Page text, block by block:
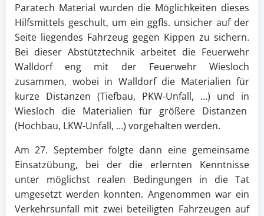
Paratech Material wurden die Möglichkeiten dieses
Hilfsmittels geschult, um ein ggfls. unsicher auf der
Seite liegendes Fahrzeug gegen Kippen zu sichern.
Bei dieser Abstütztechnik arbeitet die Feuerwehr
Walldorf eng mit der Feuerwehr Wiesloch
zusammen, wobei in Walldorf die Materialien für
kurze Distanzen (Tiefbau, PKW-Unfall, …) und in
Wiesloch die Materialien für größere Distanzen
(Hochbau, LKW-Unfall, …) vorgehalten werden.
Am 27. September folgte dann eine gemeinsame
Einsatzübung, bei der die erlernten Kenntnisse
unter möglichst realen Bedingungen in die Tat
umgesetzt werden konnten. Angenommen war ein
Verkehrsunfall mit zwei beteiligten Fahrzeugen auf